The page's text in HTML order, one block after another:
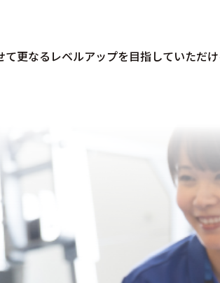
更なるレベルアップを目指していただ